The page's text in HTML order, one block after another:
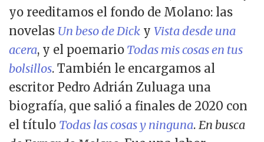
yo reeditamos el fondo de Molano: las
novelas Un beso de Dick y Vista desde una
acera, y el poemario Todas mis cosas en tus
bolsillos. También le encargamos al
escritor Pedro Adrián Zuluaga una
biografía, que salió a finales de 2020 con
el título Todas las cosas y ninguna. En busca